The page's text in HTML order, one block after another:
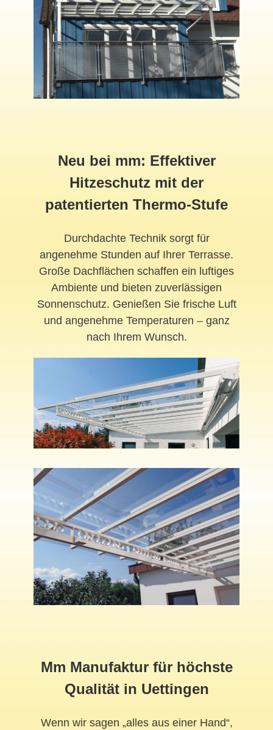
Neu bei mm: Effektiver
Hitzeschutz mit der
patentierten Thermo-Stufe
Durchdachte Technik sorgt für
angenehme Stunden auf Ihrer Terrasse.
Große Dachflächen schaffen ein luftiges
Ambiente und bieten zuverlässigen
Sonnenschutz. Genießen Sie frische Luft
und angenehme Temperaturen – ganz
nach Ihrem Wunsch.
Mm Manufaktur für höchste
Qualität in Uettingen
Wenn wir sagen „alles aus einer Hand“,